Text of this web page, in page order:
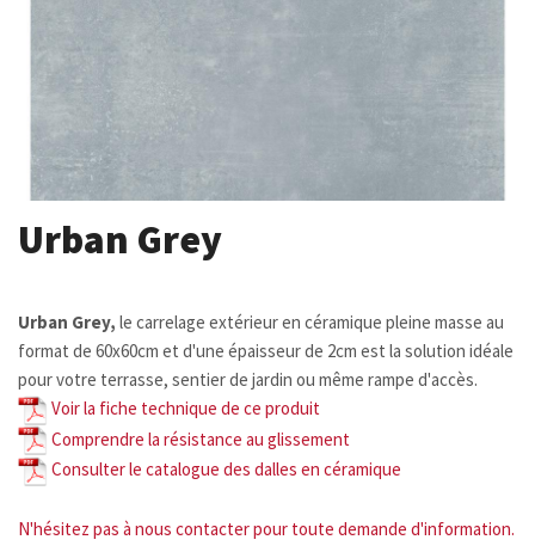
Urban Grey
Urban Grey, le carrelage extérieur en céramique pleine masse au
format de 60x60cm et d'une épaisseur de 2cm est la solution idéale
pour votre terrasse, sentier de jardin ou même rampe d'accès.
Voir la fiche technique de ce produit
Comprendre la résistance au glissement
Consulter le catalogue des dalles en céramique
N'hésitez pas à nous contacter pour toute demande d'information.